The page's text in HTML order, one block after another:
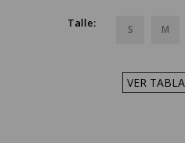
Talle: S M
VER